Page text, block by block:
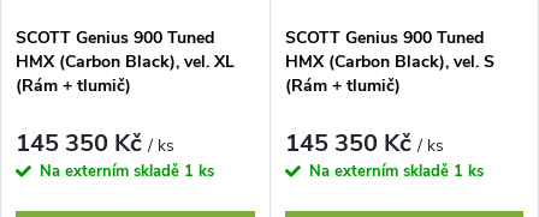
p
r
o
s
p
r
SCOTT Genius 900 Tuned
HMX (Carbon Black), vel. XL
(Rám + tlumič)
145 350 Kč/ ks
Na externím skladě 1 ks
SCOTT Genius 900 Tuned
HMX (Carbon Black), vel. S
(Rám + tlumič)
145 350 Kč/ ks
Na externím skladě 1 ks